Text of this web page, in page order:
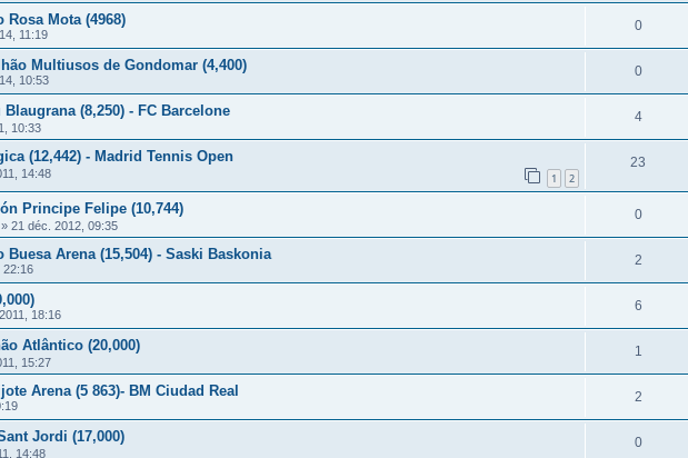
Rosa Mota (4968)
11:19
0
Multiusos de Gondomar (4,400)
10:53
0
(8,250) - FC Barcelone
10:33
4
(12,442) - Madrid Tennis Open
14:48 1 2
23
Principe Felipe (10,744)
» 21 déc. 2012, 09:35
0
Buesa Arena (15,504) - Saski Baskonia
22:16
2
18:16
6
Atlântico (20,000)
15:27
1
Arena (5 863)- BM Ciudad Real 2
Jordi (17,000)
14:48
0